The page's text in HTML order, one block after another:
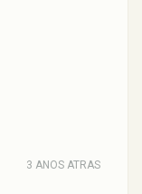
3 ANOS ATRAS